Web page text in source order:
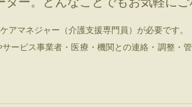
マネジャー（介護支援専門員）が必要です。
ービス事業者・医療・機関との連絡・調整・